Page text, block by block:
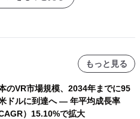
もっと見る
のVR市場規模、2034年までに95
ドルに到達へ ― 年平均成長率
CAGR）15.10%で拡大